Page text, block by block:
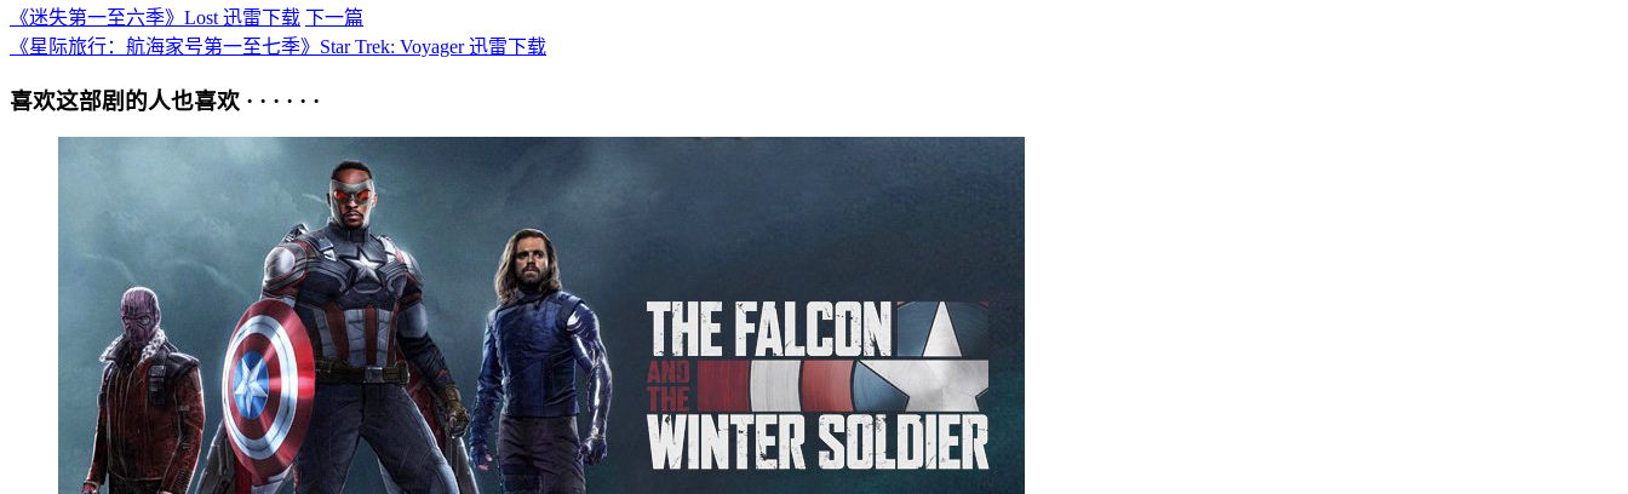
《迷失第一至六季》Lost 迅雷下载 下一篇
《星际旅行：航海家号第一至七季》Star Trek: Voyager 迅雷下载
喜欢这部剧的人也喜欢 · · · · · ·